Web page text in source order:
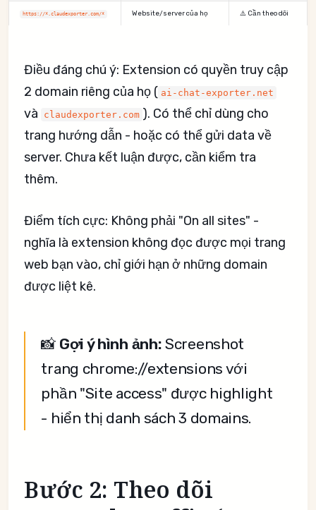
https://*.claudexporter.com/* Website/server của họ ⚠️ Cần theo dõi
Điều đáng chú ý: Extension có quyền truy cập
2 domain riêng của họ ( ai-chat-exporter.net
và claudexporter.com ). Có thể chỉ dùng cho
trang hướng dẫn - hoặc có thể gửi data về
server. Chưa kết luận được, cần kiểm tra
thêm.
Điểm tích cực: Không phải "On all sites" -
nghĩa là extension không đọc được mọi trang
web bạn vào, chỉ giới hạn ở những domain
được liệt kê.
📸 Gợi ý hình ảnh: Screenshot
trang chrome://extensions với
phần "Site access" được highlight
- hiển thị danh sách 3 domains.
Bước 2: Theo dõi